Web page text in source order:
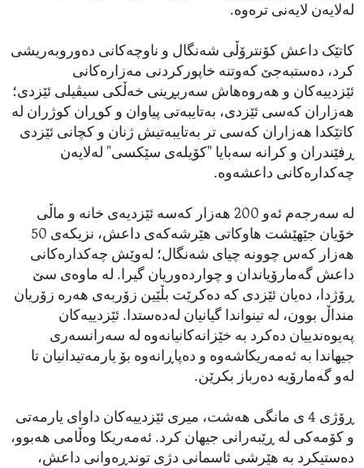
لەلایەن لایەنی ترەوە.
کاتێک داعش کۆنترۆڵی شەنگال و ناوچەکانی دەوروبەریشی
کرد، دەستبەجێ کەوتنە خاپورکردنی مەزارەکانی
ئێزدییەکان و هەروەهاش سەربڕینی خەڵکی سیڤیلی ئێزدی؛
هەزاران کەسی ئێزدی، بەتایبەتی پیاوان و کوڕان کوژران لە
کاتێکدا هەزاران کەسی تر بەتایبەتیش ژنان و کچانی ئێزدی
ڕفێندران و کرانە سەبایا "کۆیلەی سێکسی" لەلایەن
چەکدارەکانی داعشەوە.
لە سەرجەم ئەو 200 هەزار کەسە ئێزدیەی خانە و ماڵی
خۆیان جێهێشت هاوکاتی هێرشەکەی داعش، نزیکەی 50
هەزار کەس چوونە چیای شەنگال؛ لەوێش چەکدارەکانی
داعش گەمارۆیاندان و چواردەوریان گیرا. لە ماوەی سێ
ڕۆژدا، دەیان ئێزدی کە دەکرێت بڵێین زۆربەی هەرە زۆریان
منداڵ بوون، لە تینواندا گیانیان لەدەستدا. ئێزدییەکان
پەیوەندییان دەکرد بە خێزانەکانیانەوە لە سەرانسەری
جیهاندا بە ئەمەریکاشەوە و دەپاڕانەوە بۆ یارمەتیدانیان تا
لەو گەمارۆیە دەرباز بکرێن.
ڕۆژی 4 ی مانگی هەشت، میری ئێزدییەکان داوای یارمەتی
و کۆمەکی لە ڕێبەرانی جیهان کرد. ئەمەریکا وەڵامی هەبوو،
دەستیکرد بە هێرشی ئاسمانی دژی توندڕەوانی داعش،